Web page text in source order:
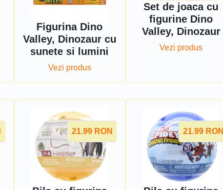
Figurina Dino
Valley, Dinozaur cu
sunete si lumini
Vezi produs
Set de joaca cu
figurine Dino
Valley, Dinozaur
Vezi produs
21.99 RON 21.99 RON